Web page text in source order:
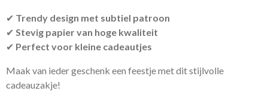
✔ Trendy design met subtiel patroon
✔ Stevig papier van hoge kwaliteit
✔ Perfect voor kleine cadeautjes
Maak van ieder geschenk een feestje met dit stijlvolle
cadeauzakje!